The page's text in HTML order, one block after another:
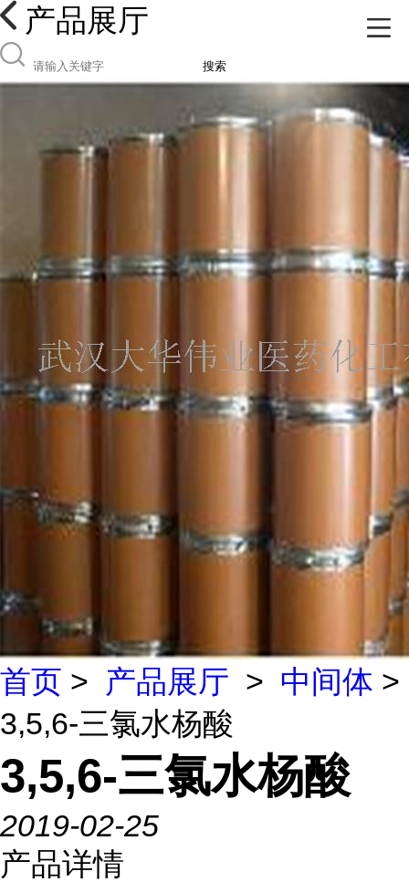
产品展厅
搜索
首页 > 产品展厅 > 中间体 >
3,5,6-三氯水杨酸
3,5,6-三氯水杨酸
2019-02-25
产品详情